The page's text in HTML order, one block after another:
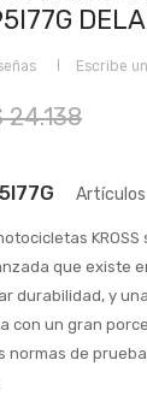
Escribe
24.138
que existe
durabilidad, y
con un gran
normas de